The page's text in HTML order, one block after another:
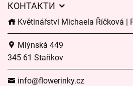
КОНТАКТИ
Květinářství Michaela Říčková |
Mlýnská 449
345 61 Staňkov
info@flowerinky.cz